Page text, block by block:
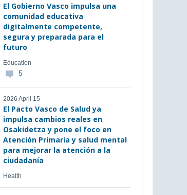
El Gobierno Vasco impulsa una
comunidad educativa
digitalmente competente,
segura y preparada para el
futuro
Education
5
2026 April 15
El Pacto Vasco de Salud ya
impulsa cambios reales en
Osakidetza y pone el foco en
Atención Primaria y salud mental
para mejorar la atención a la
ciudadanía
Health